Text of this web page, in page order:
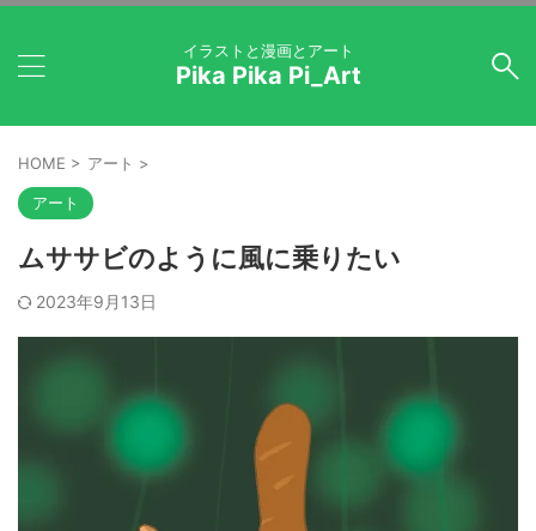
イラストと漫画とアート
Pika Pika Pi_Art
HOME > アート >
アート
ムササビのように風に乗りたい
2023年9月13日